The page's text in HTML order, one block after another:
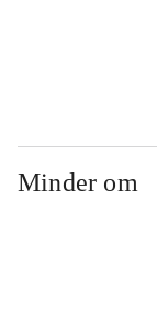
Minder om